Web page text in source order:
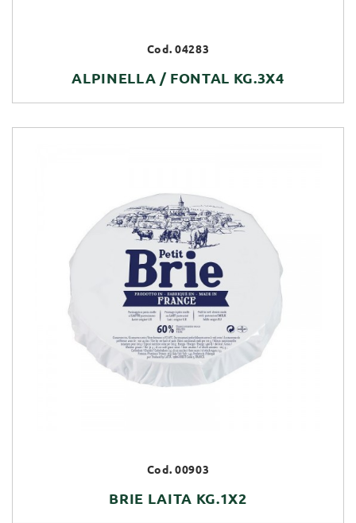
Cod. 04283
ALPINELLA / FONTAL KG.3X4
Cod. 00903
BRIE LAITA KG.1X2